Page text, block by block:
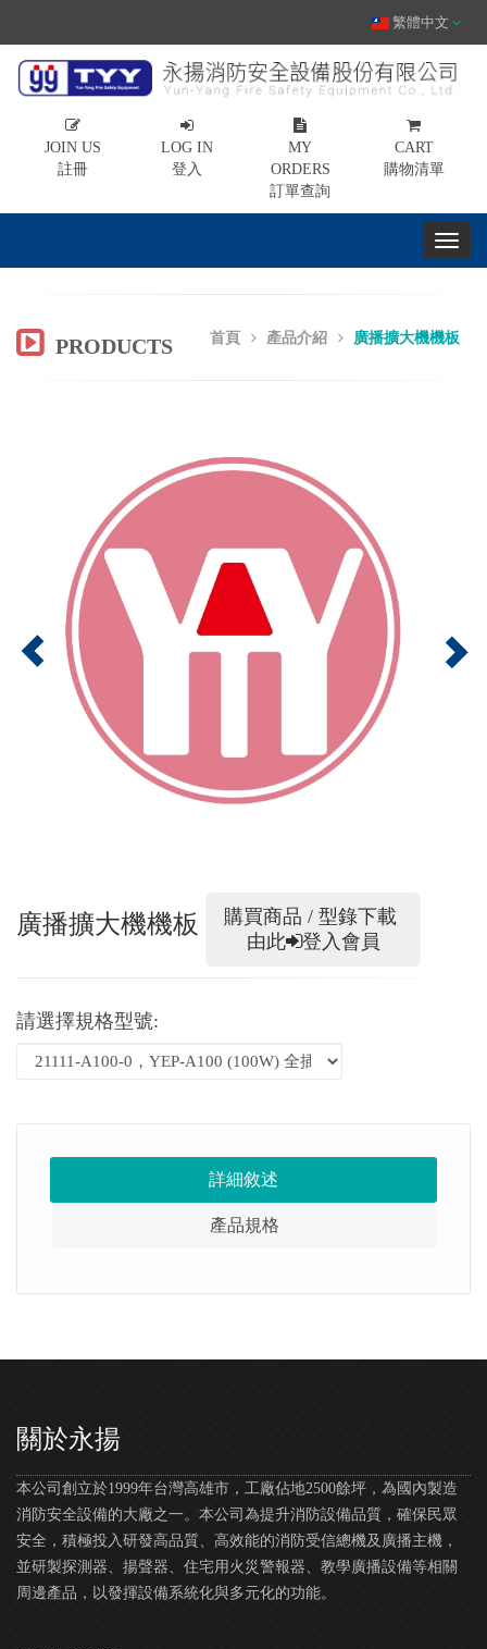
繁體中文
JOIN US
註冊
LOG IN
登入
MY
ORDERS
訂單查詢
CART
購物清單
首頁 產品介紹 廣播擴大機機板
PRODUCTS
廣播擴大機機板
購買商品 / 型錄下載
由此
登入會員
請選擇規格型號:
詳細敘述
產品規格
關於永揚
本公司創立於1999年台灣高雄市，工廠佔地2500餘坪，為國內製造
消防安全設備的大廠之一。本公司為提升消防設備品質，確保民眾
安全，積極投入研發高品質、高效能的消防受信總機及廣播主機，
並研製探測器、揚聲器、住宅用火災警報器、教學廣播設備等相關
周邊產品，以發揮設備系統化與多元化的功能。